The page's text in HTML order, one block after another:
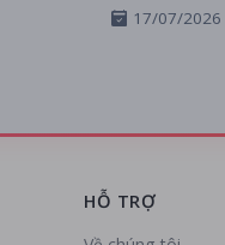
17/07/2026
HỖ TRỢ